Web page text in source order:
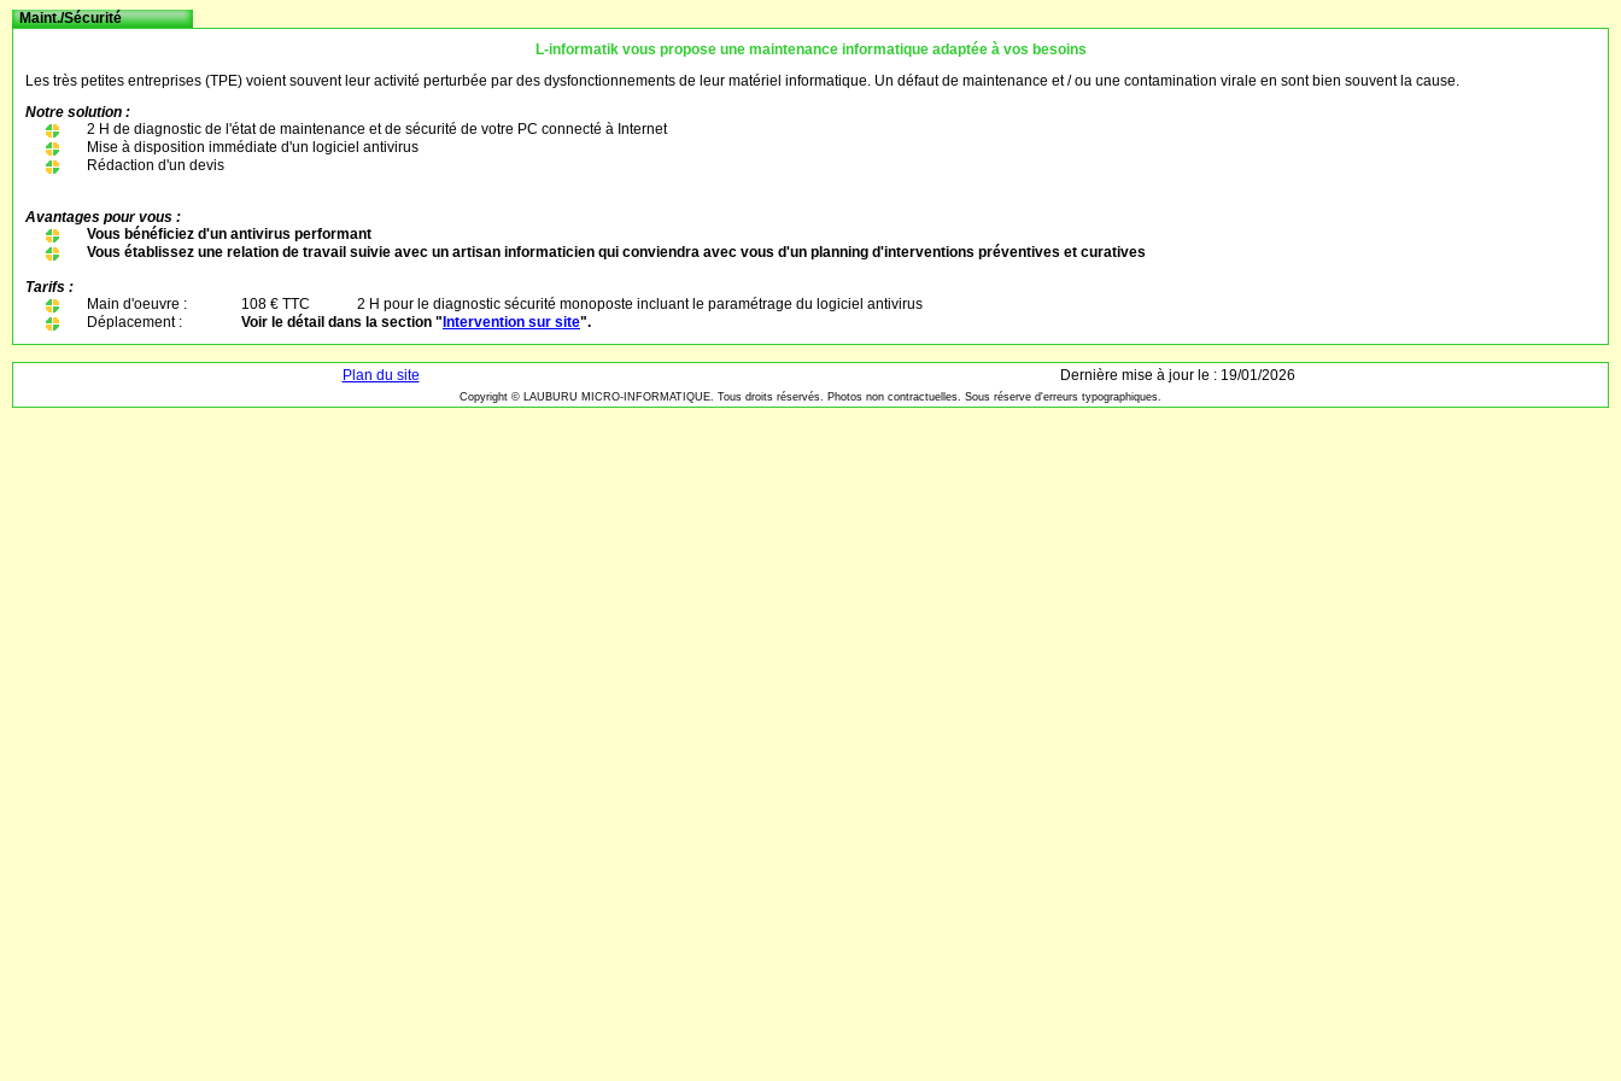
Maint./Sécurité
L-informatik vous propose une maintenance informatique adaptée à vos besoins
Les très petites entreprises (TPE) voient souvent leur activité perturbée par des dysfonctionnements de leur matériel informatique. Un défaut de maintenance et / ou une contamination virale en sont bien souvent la cause.
Notre solution :
2 H de diagnostic de l'état de maintenance et de sécurité de votre PC connecté à Internet
Mise à disposition immédiate d'un logiciel antivirus
Rédaction d'un devis
Avantages pour vous :
Vous bénéficiez d'un antivirus performant
Vous établissez une relation de travail suivie avec un artisan informaticien qui conviendra avec vous d'un planning d'interventions préventives et curatives
Tarifs :
Main d'oeuvre :
108 € TTC
2 H pour le diagnostic sécurité monoposte incluant le paramétrage du logiciel antivirus
Déplacement :
Voir le détail dans la section " Intervention sur site".
Plan du site Dernière mise à jour le : 19/01/2026
Copyright © LAUBURU MICRO-INFORMATIQUE. Tous droits réservés. Photos non contractuelles. Sous réserve d'erreurs typographiques.